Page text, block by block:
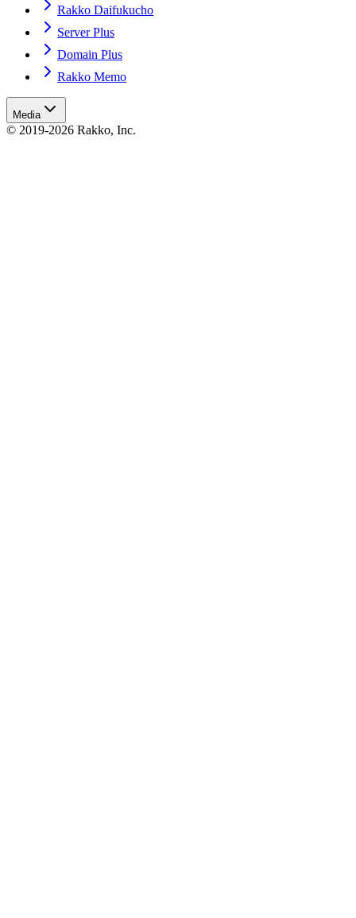
Rakko Daifukucho
Server Plus
Domain Plus
Rakko Memo
Media
© 2019-2026 Rakko, Inc.